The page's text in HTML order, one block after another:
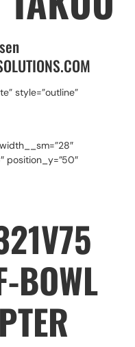
style=”outline”
position_y=”50″
BOWL